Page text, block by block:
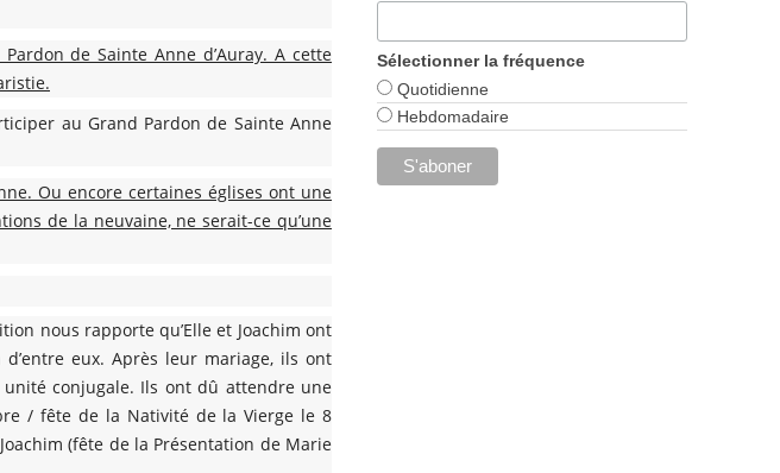
de Sainte Anne d’Auray. A cette
au Grand Pardon de Sainte Anne
Ou encore certaines églises ont une
de la neuvaine, ne serait-ce qu’une
nous rapporte qu’Elle et Joachim ont
eux. Après leur mariage, ils ont
conjugale. Ils ont dû attendre une
/ fête de la Nativité de la Vierge le 8
(fête de la Présentation de Marie
Sélectionner la fréquence
Quotidienne
Hebdomadaire